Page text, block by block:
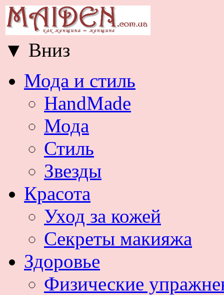
▼ Вниз
Мода и стиль
HandMade
Мода
Стиль
Звезды
Красота
Уход за кожей
Секреты макияжа
Здоровье
Физические